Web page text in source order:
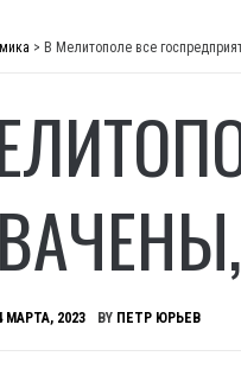
> В Мелитополе все
МАРТА, 2023 BY ПЕТР ЮРЬЕВ